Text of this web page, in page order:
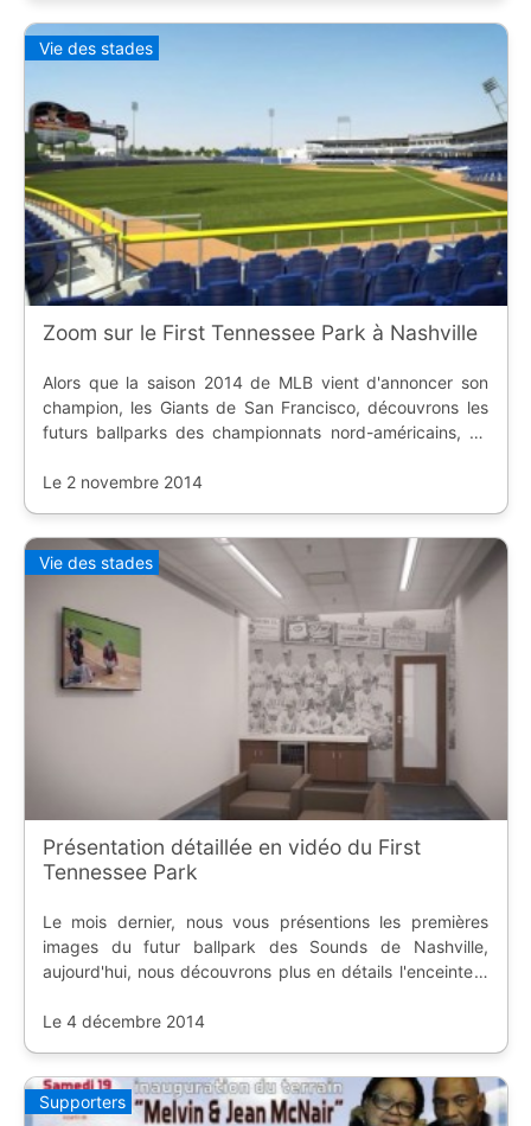
Vie des stades
Zoom sur le First Tennessee Park à Nashville
Alors que la saison 2014 de MLB vient d'annoncer son
champion, les Giants de San Francisco, découvrons les
futurs ballparks des championnats nord-américains, en
Le 2 novembre 2014
Vie des stades
Présentation détaillée en vidéo du First
Tennessee Park
Le mois dernier, nous vous présentions les premières
images du futur ballpark des Sounds de Nashville,
aujourd'hui, nous découvrons plus en détails l'enceinte à
Le 4 décembre 2014
Supporters